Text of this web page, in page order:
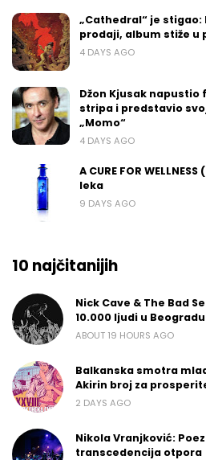
„Cathedral“ je
prodaji, album stiže u
4 DAYS AGO
Džon Kjusak
stripa i predstavio
„Momo“
4 DAYS AGO
A CURE FOR
leka
9 DAYS AGO
10 najčitanijih
Nick Cave & The Bad
10.000 ljudi u Beogradu
ABOUT 19 HOURS AGO
Balkanska smotra
Akirin broj za
2 DAYS AGO
Nikola Vranjković:
transcedencija otpora